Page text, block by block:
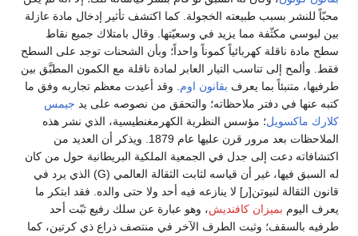
محبّاً للنشر بسبب طبيعته الخجولة. كما اكتشف تأثير إدخال مادة عازلة
بين لبوسي مكثّفة مما يزيد في وسعيّتها. وقال بامتلاك جميع نقاط
سطح مادة ناقلة كهربائياً كموناً واحداً؛ وبأن الشحنات توجد على السطح
فقط. وألمح إلى تناسب التيار العابر لمادة ناقلة مع الكمون المطبَّق بين
طرفيها، متنبئاً بما يعرف بقانون اوم . وقد أعيدت معظم تجاربه وفق ما
كتبه عنها في دفتر ملاحظاته؛ والتحقق من نصوصه على يد جيمس
كلارك ماكسويل؛ مؤسس النظرية الكهرمغنطيسية، الذي نشر هذه
الملاحظات بعد مرور قرن عليها عام 1879. ويذكر أن العديد من
اكتشافاته دعت إلى جدل في الجمعية الملكية البريطانية حول من كان
له السبق فيها، غير أن قياسه لثابت الثقالة العالمي (G) الذي يرد في
قانون الثقالة لنيوتن[ر] لا ينازعه فيه أحد ولا حتى والده. فقد ابتكر ما
يعرف اليوم بميزان كافنديش، وهو عبارة عن سلك رفيع ثبّت أحد
طرفيه بالسقف؛ وثبت الطرف الآخر في منتصف ذراع ذي كرتين، كما